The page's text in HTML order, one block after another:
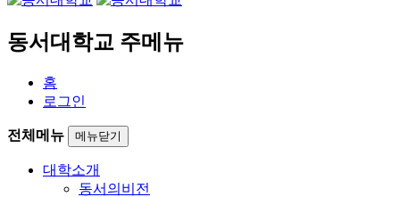
동서대학교 주메뉴
홈
로그인
전체메뉴 메뉴닫기
대학소개
동서의비전